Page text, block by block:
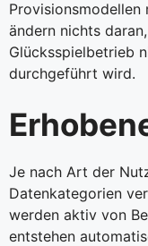
Provisionsmodellen
ändern nichts
Glücksspielbetrieb
durchgeführt wird.
Je nach Art der
Datenkategorien
werden aktiv von
entstehen